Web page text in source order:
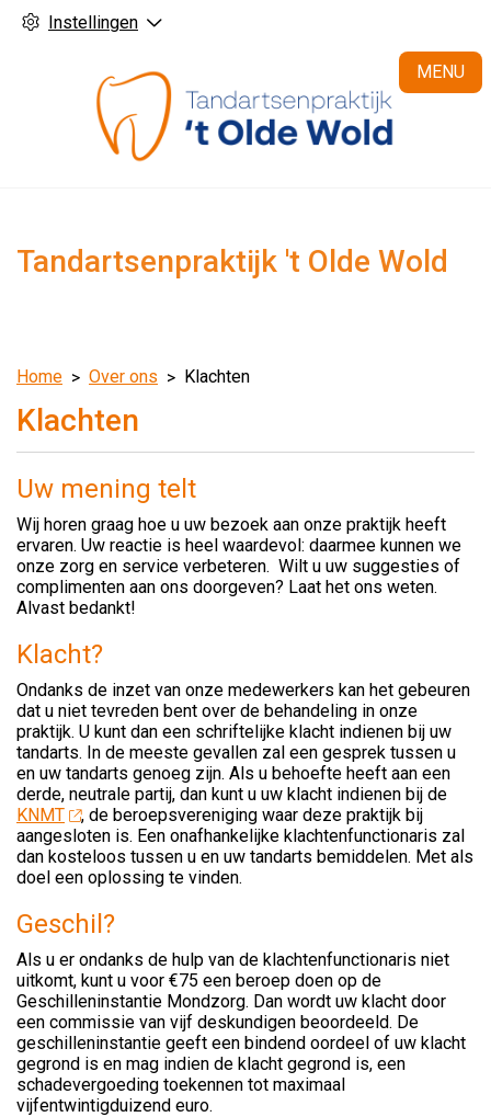
Instellingen
MENU
Tandartsenpraktijk 't Olde Wold
Home Over ons Klachten
Klachten
Uw mening telt
Wij horen graag hoe u uw bezoek aan onze praktijk heeft
ervaren. Uw reactie is heel waardevol: daarmee kunnen we
onze zorg en service verbeteren. Wilt u uw suggesties of
complimenten aan ons doorgeven? Laat het ons weten.
Alvast bedankt!
Klacht?
Ondanks de inzet van onze medewerkers kan het gebeuren
dat u niet tevreden bent over de behandeling in onze
praktijk. U kunt dan een schriftelijke klacht indienen bij uw
tandarts. In de meeste gevallen zal een gesprek tussen u
en uw tandarts genoeg zijn. Als u behoefte heeft aan een
derde, neutrale partij, dan kunt u uw klacht indienen bij de
KNMT
, de beroepsvereniging waar deze praktijk bij
aangesloten is. Een onafhankelijke klachtenfunctionaris zal
dan kosteloos tussen u en uw tandarts bemiddelen. Met als
doel een oplossing te vinden.
Geschil?
Als u er ondanks de hulp van de klachtenfunctionaris niet
uitkomt, kunt u voor €75 een beroep doen op de
Geschilleninstantie Mondzorg. Dan wordt uw klacht door
een commissie van vijf deskundigen beoordeeld. De
geschilleninstantie geeft een bindend oordeel of uw klacht
gegrond is en mag indien de klacht gegrond is, een
schadevergoeding toekennen tot maximaal
vijfentwintigduizend euro.